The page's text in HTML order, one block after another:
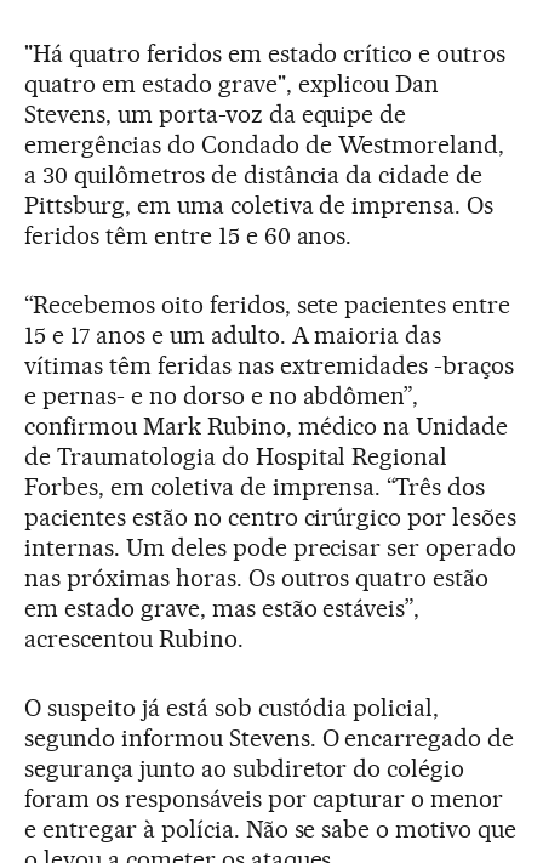
"Há quatro feridos em estado crítico e outros
quatro em estado grave", explicou Dan
Stevens, um porta-voz da equipe de
emergências do Condado de Westmoreland,
a 30 quilômetros de distância da cidade de
Pittsburg, em uma coletiva de imprensa. Os
feridos têm entre 15 e 60 anos.
“Recebemos oito feridos, sete pacientes entre
15 e 17 anos e um adulto. A maioria das
vítimas têm feridas nas extremidades -braços
e pernas- e no dorso e no abdômen”,
confirmou Mark Rubino, médico na Unidade
de Traumatologia do Hospital Regional
Forbes, em coletiva de imprensa. “Três dos
pacientes estão no centro cirúrgico por lesões
internas. Um deles pode precisar ser operado
nas próximas horas. Os outros quatro estão
em estado grave, mas estão estáveis”,
acrescentou Rubino.
O suspeito já está sob custódia policial,
segundo informou Stevens. O encarregado de
segurança junto ao subdiretor do colégio
foram os responsáveis por capturar o menor
e entregar à polícia. Não se sabe o motivo que